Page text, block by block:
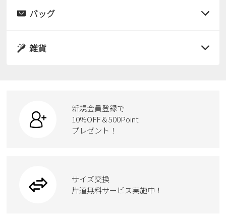
スニーカー
カジュアルシューズ
ワークシューズ
ウェア
サンダル
ローファー
ブーツ
サンダル
スクール
バッグ
ボディバッグ
ハンドバッグ
トートバッグ
雑貨
ケア用品
新規会員登録で
10%OFF & 500Point
プレゼント！
サイズ交換
片道無料サービス実施中！